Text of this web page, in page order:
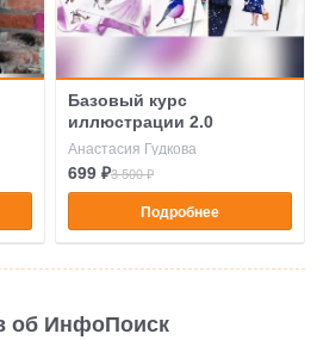
Базовый курс
иллюстрации 2.0
Анастасия Гудкова
699 ₽3 500 ₽
Подробнее
об ИнфоПоиск